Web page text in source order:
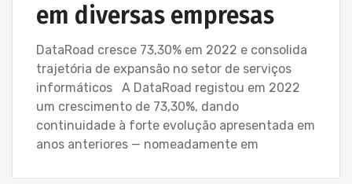
em diversas empresas
DataRoad cresce 73,30% em 2022 e consolida
trajetória de expansão no setor de serviços
informáticos A DataRoad registou em 2022
um crescimento de 73,30%, dando
continuidade à forte evolução apresentada em
anos anteriores — nomeadamente em